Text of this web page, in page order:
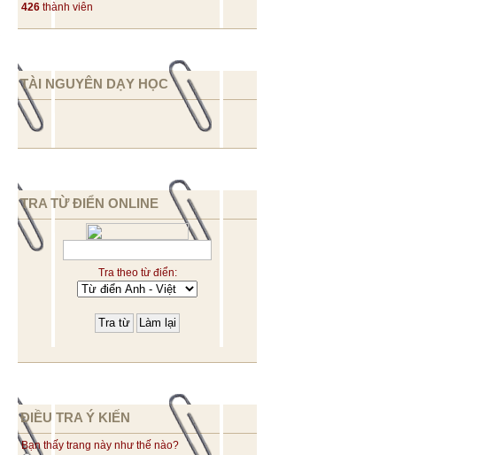
426 thành viên
TÀI NGUYÊN DẠY HỌC
TRA TỪ ĐIỂN ONLINE
Tra theo từ điển:
ĐIỀU TRA Ý KIẾN
Bạn thấy trang này như thế nào?